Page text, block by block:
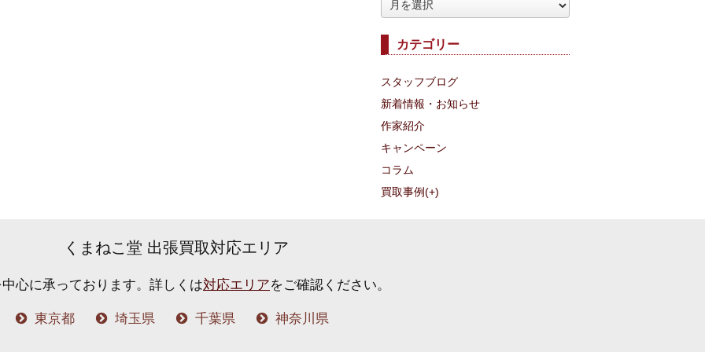
カテゴリー
スタッフブログ
新着情報・お知らせ
作家紹介
キャンペーン
コラム
買取事例(+)
くまねこ堂 出張買取対応エリア
心に承っております。 詳しくは対応エリアをご確認ください。
東京都 埼玉県 千葉県 神奈川県